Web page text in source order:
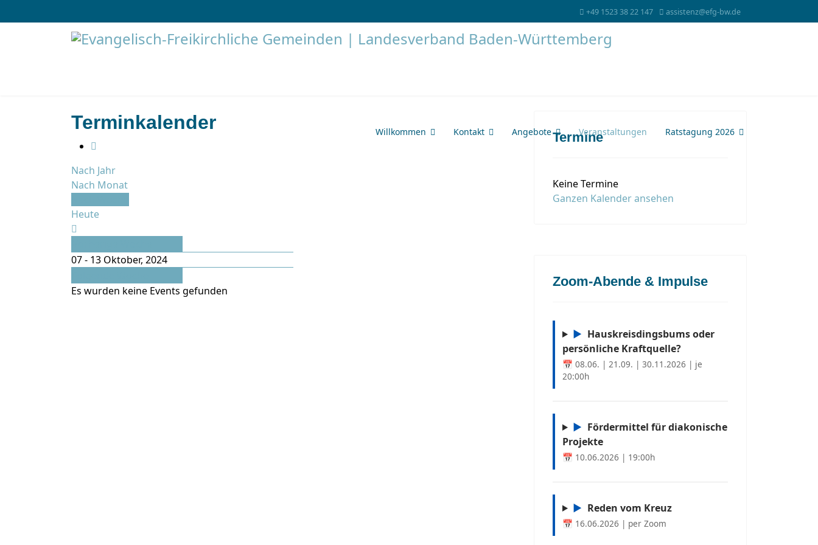
+49 1523 38 22 147 assistenz@efg-bw.de
Willkommen Kontakt Angebote Veranstaltungen Ratstagung 2026
Terminkalender
Nach Jahr
Nach Monat
Heute
07 - 13 Oktober, 2024
Es wurden keine Events gefunden
Termine
Keine Termine
Ganzen Kalender ansehen
Zoom-Abende & Impulse
▶ Hauskreisdingsbums oder
persönliche Kraftquelle?
📅 08.06. | 21.09. | 30.11.2026 | je
20:00h
▶ Fördermittel für diakonische
Projekte
📅 10.06.2026 | 19:00h
▶ Reden vom Kreuz
📅 16.06.2026 | per Zoom